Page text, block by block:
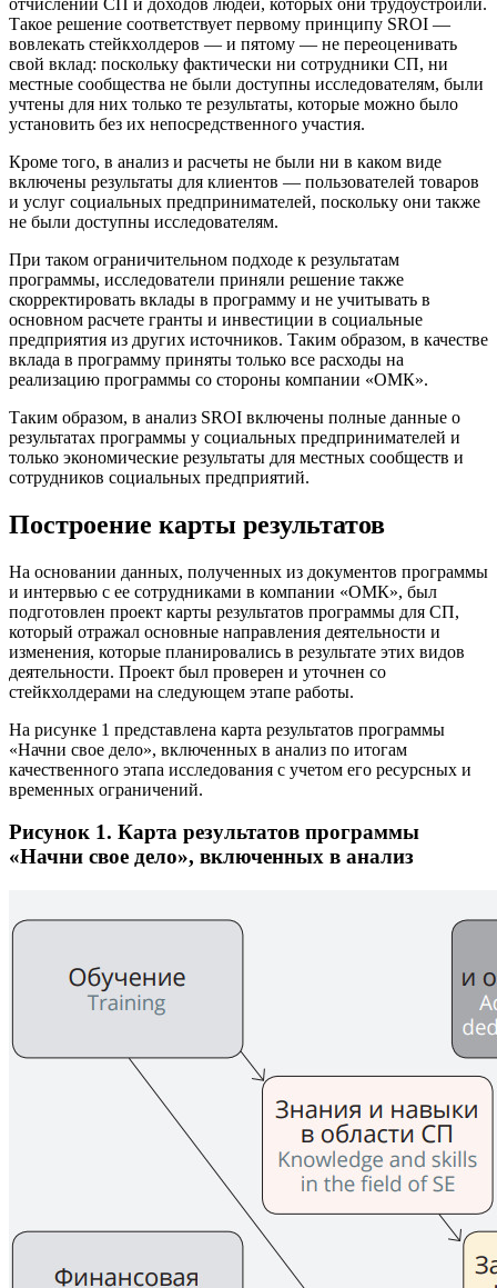
Такое решение соответствует первому принципу SROI —
вовлекать стейкхолдеров — и пятому — не переоценивать
свой вклад: поскольку фактически ни сотрудники СП, ни
местные сообщества не были доступны исследователям, были
учтены для них только те результаты, которые можно было
установить без их непосредственного участия.
Кроме того, в анализ и расчеты не были ни в каком виде
включены результаты для клиентов — пользователей товаров
и услуг социальных предпринимателей, поскольку они также
не были доступны исследователям.
При таком ограничительном подходе к результатам
программы, исследователи приняли решение также
скорректировать вклады в программу и не учитывать в
основном расчете гранты и инвестиции в социальные
предприятия из других источников. Таким образом, в качестве
вклада в программу приняты только все расходы на
реализацию программы со стороны компании «ОМК».
Таким образом, в анализ SROI включены полные данные о
результатах программы у социальных предпринимателей и
только экономические результаты для местных сообществ и
сотрудников социальных предприятий.
Построение карты результатов
На основании данных, полученных из документов программы
и интервью с ее сотрудниками в компании «ОМК», был
подготовлен проект карты результатов программы для СП,
который отражал основные направления деятельности и
изменения, которые планировались в результате этих видов
деятельности. Проект был проверен и уточнен со
стейкхолдерами на следующем этапе работы.
На рисунке 1 представлена карта результатов программы
«Начни свое дело», включенных в анализ по итогам
качественного этапа исследования с учетом его ресурсных и
временных ограничений.
Рисунок 1. Карта результатов программы
«Начни свое дело», включенных в анализ